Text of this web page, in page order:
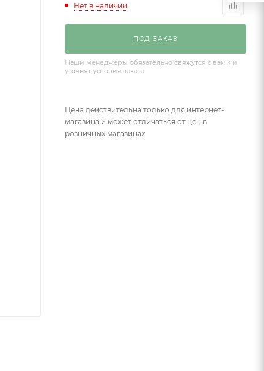
Нет в наличии
ПОД ЗАКАЗ
Наши менеджеры обязательно свяжутся с вами и
уточнят условия заказа
Цена действительна только для интернет-
магазина и может отличаться от цен в
розничных магазинах